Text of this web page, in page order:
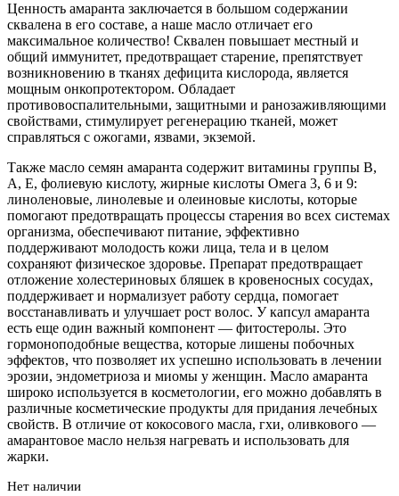
Ценность амаранта заключается в большом содержании
сквалена в его составе, а наше масло отличает его
максимальное количество! Сквален повышает местный и
общий иммунитет, предотвращает старение, препятствует
возникновению в тканях дефицита кислорода, является
мощным онкопротектором. Обладает
противовоспалительными, защитными и ранозаживляющими
свойствами, стимулирует регенерацию тканей, может
справляться с ожогами, язвами, экземой.
Также масло семян амаранта содержит витамины группы В,
А, Е, фолиевую кислоту, жирные кислоты Омега 3, 6 и 9:
линоленовые, линолевые и олеиновые кислоты, которые
помогают предотвращать процессы старения во всех системах
организма, обеспечивают питание, эффективно
поддерживают молодость кожи лица, тела и в целом
сохраняют физическое здоровье. Препарат предотвращает
отложение холестериновых бляшек в кровеносных сосудах,
поддерживает и нормализует работу сердца, помогает
восстанавливать и улучшает рост волос. У капсул амаранта
есть еще один важный компонент — фитостеролы. Это
гормоноподобные вещества, которые лишены побочных
эффектов, что позволяет их успешно использовать в лечении
эрозии, эндометриоза и миомы у женщин. Масло амаранта
широко используется в косметологии, его можно добавлять в
различные косметические продукты для придания лечебных
свойств. В отличие от кокосового масла, гхи, оливкового —
амарантовое масло нельзя нагревать и использовать для
жарки.
Нет наличии